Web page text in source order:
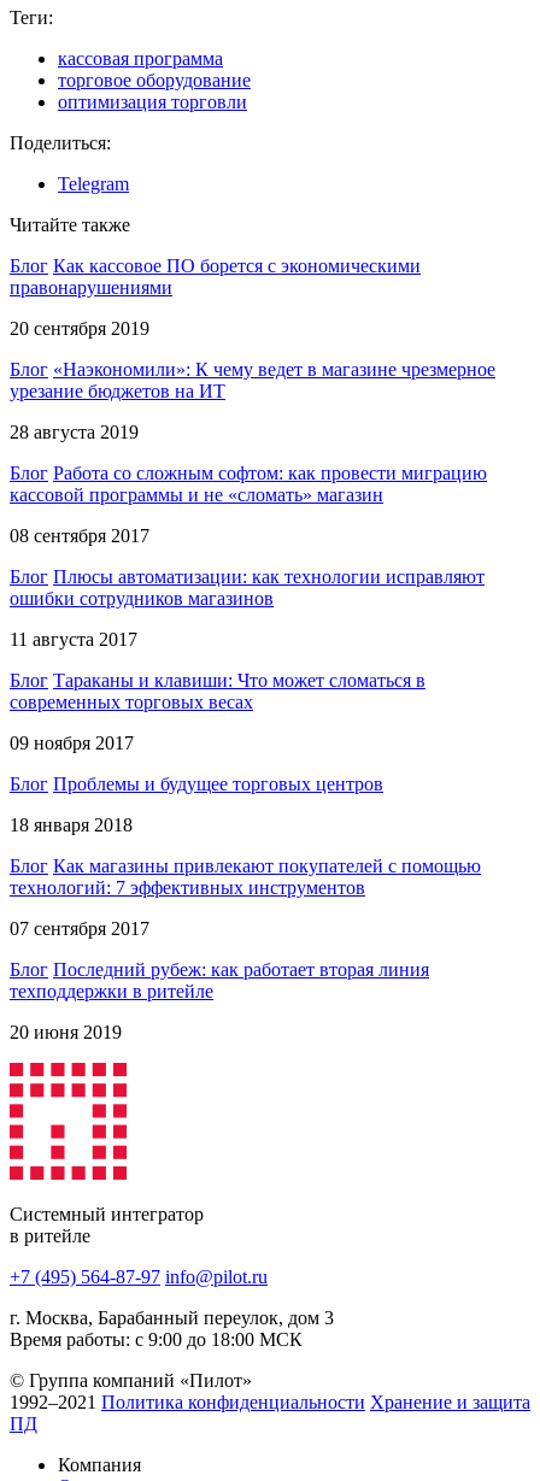
Теги:
кассовая программа
торговое оборудование
оптимизация торговли
Поделиться:
Telegram
Читайте также
Блог Как кассовое ПО борется с экономическими
правонарушениями
20 сентября 2019
Блог «Наэкономили»: К чему ведет в магазине чрезмерное
урезание бюджетов на ИТ
28 августа 2019
Блог Работа со сложным софтом: как провести миграцию
кассовой программы и не «сломать» магазин
08 сентября 2017
Блог Плюсы автоматизации: как технологии исправляют
ошибки сотрудников магазинов
11 августа 2017
Блог Тараканы и клавиши: Что может сломаться в
современных торговых весах
09 ноября 2017
Блог Проблемы и будущее торговых центров
18 января 2018
Блог Как магазины привлекают покупателей с помощью
технологий: 7 эффективных инструментов
07 сентября 2017
Блог Последний рубеж: как работает вторая линия
техподдержки в ритейле
20 июня 2019
Системный интегратор
в ритейле
+7 (495) 564-87-97 info@pilot.ru
г. Москва, Барабанный переулок, дом 3
Время работы: с 9:00 до 18:00 МСК
© Группа компаний «Пилот»
1992–2021 Политика конфиденциальности Хранение и защита
ПД
Компания